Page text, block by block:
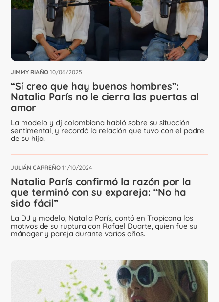
JIMMY RIAÑO 10/06/2025
“Sí creo que hay buenos hombres”:
Natalia París no le cierra las puertas al
amor
La modelo y dj colombiana habló sobre su situación
sentimental, y recordó la relación que tuvo con el padre
de su hija.
JULIÁN CARREÑO 11/10/2024
Natalia París confirmó la razón por la
que terminó con su expareja: “No ha
sido fácil”
La DJ y modelo, Natalia París, contó en Tropicana los
motivos de su ruptura con Rafael Duarte, quien fue su
mánager y pareja durante varios años.